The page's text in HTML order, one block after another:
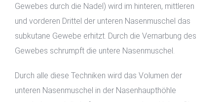
Gewebes durch die Nadel) wird im hinteren, mittleren
und vorderen Drittel der unteren Nasenmuschel das
subkutane Gewebe erhitzt. Durch die Vernarbung des
Gewebes schrumpft die untere Nasenmuschel.
Durch alle diese Techniken wird das Volumen der
unteren Nasenmuschel in der Nasenhaupthöhle